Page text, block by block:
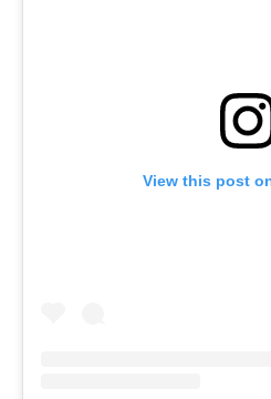
View this post